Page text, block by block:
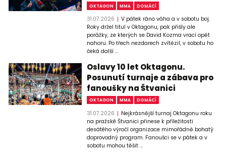
OKTAGON MMA DOMÁCÍ
31.07.2026
V pátek ráno váha a v sobotu boj.
Roky držel titul v Oktagonu, pak přišly ale
porážky, ze kterých se David Kozma vrací opět
nahoru. Po třech nezdarech zvítězil, v sobotu ho
čeká další ...
Oslavy 10 let Oktagonu.
Posunutí turnaje a zábava pro
fanoušky na Štvanici
OKTAGON MMA DOMÁCÍ
31.07.2026
Nejkrásnější turnaj Oktagonu roku
na pražské Štvanici přinese k příležitosti
desátého výročí organizace mimořádně bohatý
doprovodný program. Fanoušci se v pátek a v
sobotu mohou těšit ...